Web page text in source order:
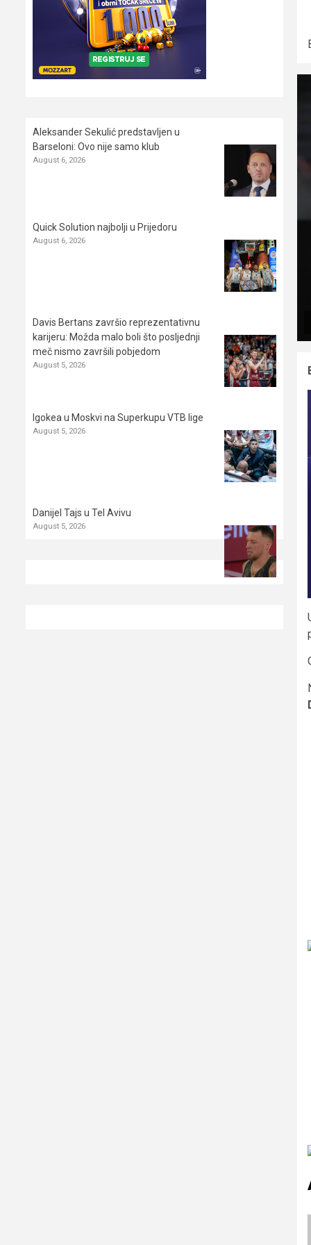
Aleksander Sekulić predstavljen u
Barseloni: Ovo nije samo klub
August 6, 2026
Quick Solution najbolji u Prijedoru
August 6, 2026
Davis Bertans završio reprezentativnu
karijeru: Možda malo boli što posljednji
meč nismo završili pobjedom
August 5, 2026
Igokea u Moskvi na Superkupu VTB lige
August 5, 2026
Danijel Tajs u Tel Avivu
August 5, 2026